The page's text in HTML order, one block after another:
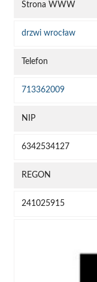
Strona WWW
drzwi wrocław
Telefon
713362009
NIP
6342534127
REGON
241025915